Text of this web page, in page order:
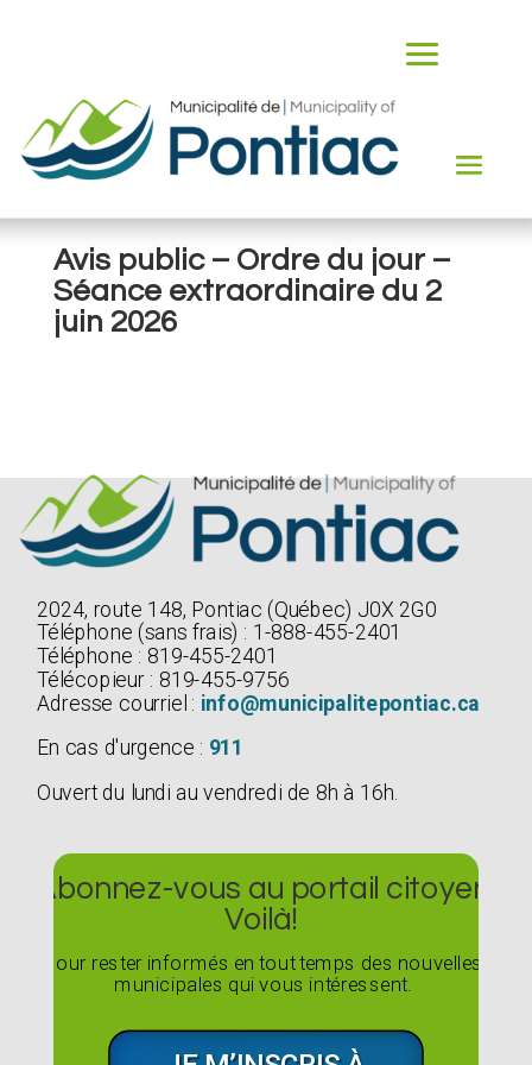
Avis public – Ordre du jour –
Séance extraordinaire du 2
juin 2026
2024, route 148, Pontiac (Québec) J0X 2G0
Téléphone (sans frais) : 1-888-455-2401
Téléphone : 819-455-2401
Télécopieur : 819-455-9756
Adresse courriel : info@municipalitepontiac.ca
En cas d'urgence : 911
Ouvert du lundi au vendredi de 8h à 16h.
Abonnez-vous au portail citoyen
Voilà!
Pour rester informés en tout temps des nouvelles
municipales qui vous intéressent.